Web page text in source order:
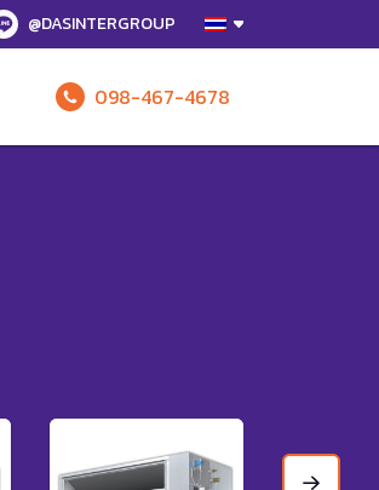
@DASINTERGROUP
098-467-4678